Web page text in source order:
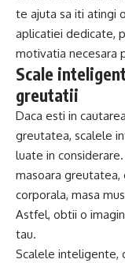
te ajuta sa iti atingi
aplicatiei dedicate,
motivatia necesara
Scale
greutatii
Daca esti in
greutatea, scalele
luate in
masoara greutatea,
corporala, masa
Astfel, obtii o
tau.
Scalele inteligente,